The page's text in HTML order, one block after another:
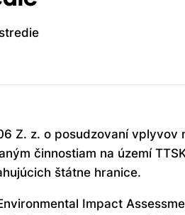
Z. z. o posudzovaní vplyvov
činnostiam na území
štátne hranice.
Impact